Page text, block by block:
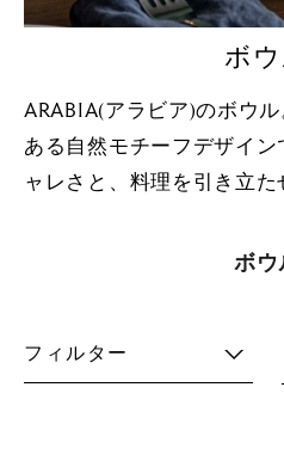
ボ
ARABIA(アラビア)のボウ
ある自然モチーフデザイ
ャレさと、料理を引き立た
ボウ
フィルター